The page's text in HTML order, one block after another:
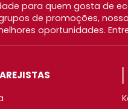
para quem gosta de
de promoções,
oportunidades.